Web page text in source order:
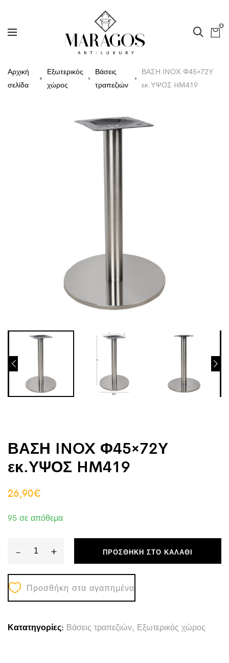
0
Αρχική
σελίδα
Εξωτερικός
χώρος
Βάσεις
τραπεζιών
ΒΑΣΗ INOX Φ45×72Υ
εκ.ΥΨΟΣ HM419
ΒΑΣΗ INOX Φ45×72Υ
εκ.ΥΨΟΣ HM419
26,90€
95 σε απόθεμα
-
ΒΑΣΗ
INOX
Φ45x72Υ
εκ.ΥΨΟΣ
quantity
+ ΠΡΟΣΘΉΚΗ ΣΤΟ ΚΑΛΆΘΙ
Προσθήκη στα αγαπημένα
Κατατηγορίες: Βάσεις τραπεζιών, Εξωτερικός χώρος